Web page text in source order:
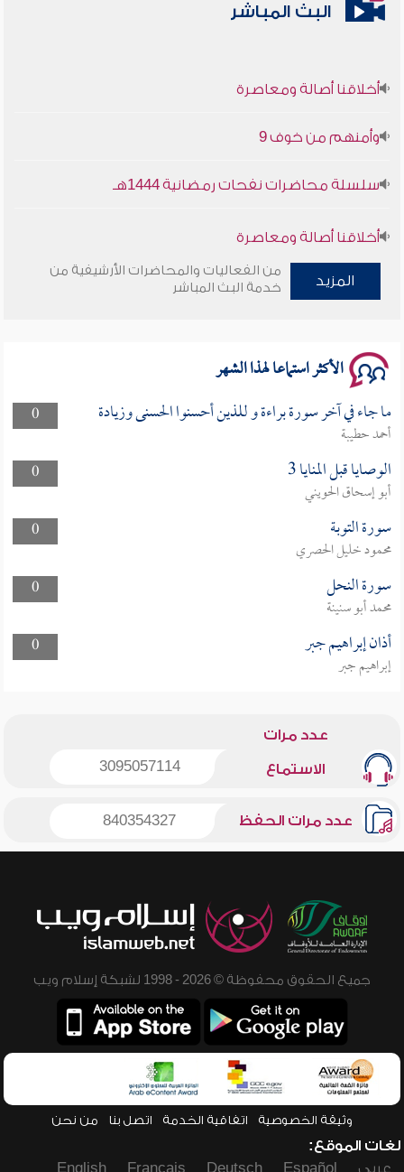
البث المباشر
أخلاقنا أصالة ومعاصرة
وأمنهم من خوف 9
سلسلة محاضرات نفحات رمضانية 1444هـ
أخلاقنا أصالة ومعاصرة
وأمنهم من خوف 9
المزيد
من الفعاليات والمحاضرات الأرشيفية من
خدمة البث المباشر
الأكثر استماعا لهذا الشهر
0 ما جاء في آخر سورة براءة و للذين أحسنوا الحسنى وزيادة
أحمد حطيبة
0
الوصايا قبل المنايا 3
أبو إسحاق الحويني
0
سورة التوبة
محمود خليل الحصري
0
سورة النحل
محمد أبو سنينة
0
أذان إبراهيم جبر
إبراهيم جبر
عدد مرات
الاستماع 3095057114
عدد مرات الحفظ 840354327
جميع الحقوق محفوظة © 2026 - 1998 لشبكة إسلام ويب
وثيقة الخصوصية اتفاقية الخدمة اتصل بنا من نحن
لغات الموقع:
عربي
Español
Deutsch
Français
English